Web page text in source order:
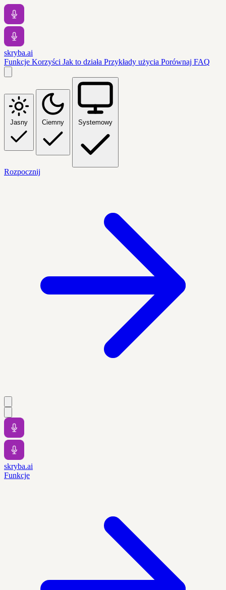
skryba.ai
Funkcje Korzyści Jak to działa Przykłady użycia Porównaj FAQ
Jasny Ciemny Systemowy
Rozpocznij
skryba.ai
Funkcje